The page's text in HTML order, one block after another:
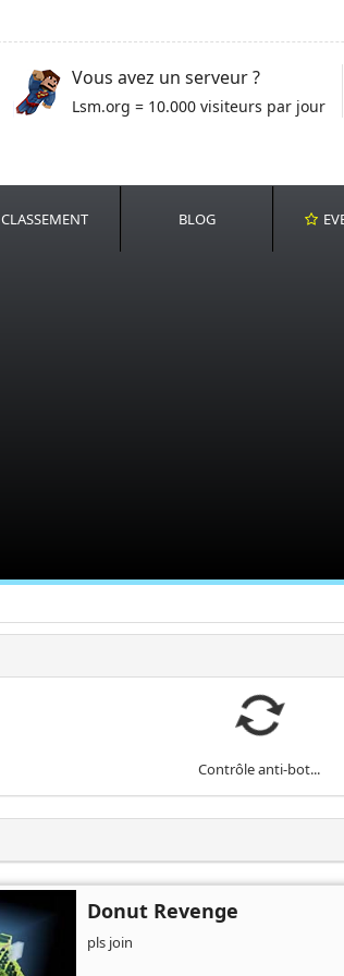
Vous avez un serveur ?
Lsm.org = 10.000 visiteurs par jour
CLASSEMENT BLOG
Contrôle anti-bot...
Donut Revenge
pls join